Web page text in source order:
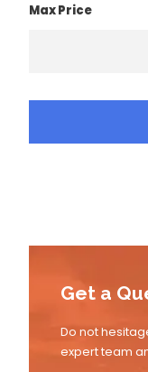
Max Price
Get a
Do not
expert team